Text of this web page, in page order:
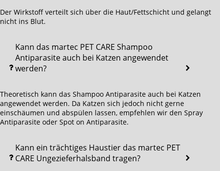
Der Wirkstoff verteilt sich über die Haut/Fettschicht und gelangt
nicht ins Blut.
Kann das martec PET CARE Shampoo
Antiparasite auch bei Katzen angewendet
werden?
Theoretisch kann das Shampoo Antiparasite auch bei Katzen
angewendet werden. Da Katzen sich jedoch nicht gerne
einschäumen und abspülen lassen, empfehlen wir den Spray
Antiparasite oder Spot on Antiparasite.
Kann ein trächtiges Haustier das martec PET
CARE Ungezieferhalsband tragen?